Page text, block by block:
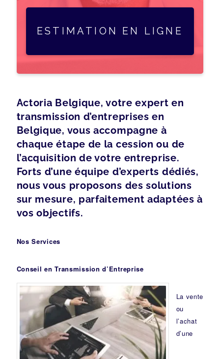
ESTIMATION EN LIGNE
Actoria Belgique, votre expert en
transmission d’entreprises en
Belgique, vous accompagne à
chaque étape de la cession ou de
l’acquisition de votre entreprise.
Forts d’une équipe d’experts dédiés,
nous vous proposons des solutions
sur mesure, parfaitement adaptées à
vos objectifs.
Nos Services
Conseil en Transmission d’Entreprise
La vente
ou
l’achat
d’une